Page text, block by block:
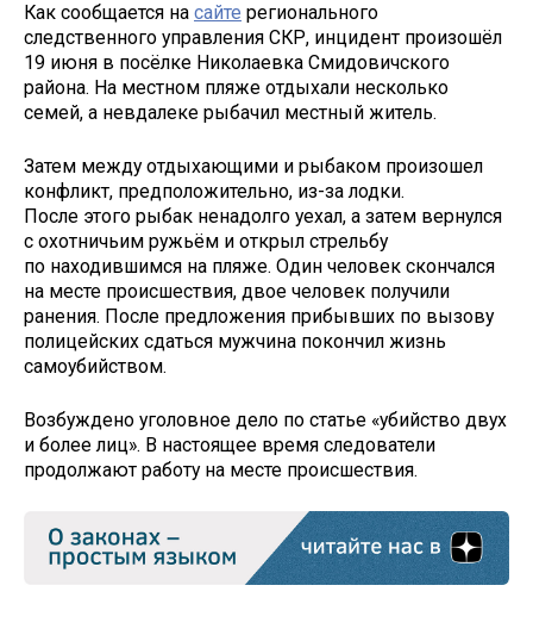
Как сообщается на сайте регионального
следственного управления СКР, инцидент произошёл
19 июня в посёлке Николаевка Смидовичского
района. На местном пляже отдыхали несколько
семей, а невдалеке рыбачил местный житель.
Затем между отдыхающими и рыбаком произошел
конфликт, предположительно, из-за лодки.
После этого рыбак ненадолго уехал, а затем вернулся
с охотничьим ружьём и открыл стрельбу
по находившимся на пляже. Один человек скончался
на месте происшествия, двое человек получили
ранения. После предложения прибывших по вызову
полицейских сдаться мужчина покончил жизнь
самоубийством.
Возбуждено уголовное дело по статье «убийство двух
и более лиц». В настоящее время следователи
продолжают работу на месте происшествия.